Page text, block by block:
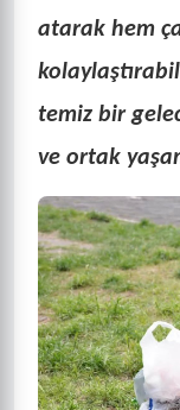
atarak hem
temiz bir
ve ortak